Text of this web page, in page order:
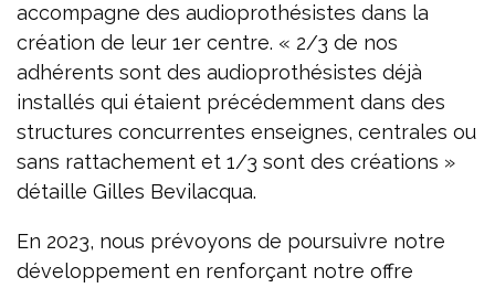
accompagne des audioprothésistes dans la
création de leur 1er centre. « 2/3 de nos
adhérents sont des audioprothésistes déjà
installés qui étaient précédemment dans des
structures concurrentes enseignes, centrales ou
sans rattachement et 1/3 sont des créations »
détaille Gilles Bevilacqua.
En 2023, nous prévoyons de poursuivre notre
développement en renforçant notre offre